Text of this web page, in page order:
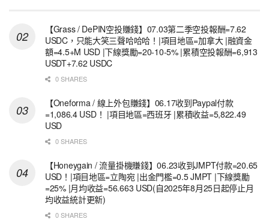
【Grass / DePIN空投賺錢】07.03第二季空投報酬=7.62
USDC，只能大笑三聲哈哈哈！|項目地區=加拿大 |融資金
額=4.5+M USD |下線獎勵=20-10-5% |累積空投報酬=6,913
USDT+7.62 USDC
0 SHARES
【Oneforma / 線上外包賺錢】06.17收到Paypal付款
=1,086.4 USD！ |項目地區=西班牙 |累積收益=5,822.49
USD
0 SHARES
【Honeygain / 流量掛機賺錢】06.23收到JMPT付款=20.65
USD！|項目地區=立陶宛 |出金門檻=0.5 JMPT |下線獎勵
=25% |月均收益=56.663 USD(自2025年8月25日起停止月
均收益統計更新)
0 SHARES